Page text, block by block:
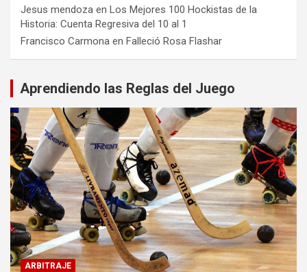
Jesus mendoza en Los Mejores 100 Hockistas de la
Historia: Cuenta Regresiva del 10 al 1
Francisco Carmona en Falleció Rosa Flashar
Aprendiendo las Reglas del Juego
ARBITRAJE